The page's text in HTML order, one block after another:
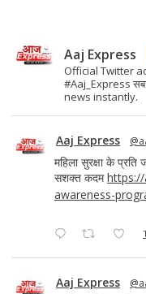
Aaj Express
Official Twitter
#Aaj_Express
news instantly.
Aaj Express
महिला सुरक्षा के
सशक्त कदम
awareness-
Aaj Express